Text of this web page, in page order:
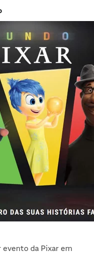
evento da Pixar em